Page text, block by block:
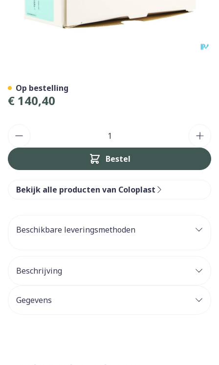
€ 140,40
Bestel
Op bestelling
Bekijk alle producten van Coloplast
Beschikbare leveringsmethoden
Beschrijving
Gegevens